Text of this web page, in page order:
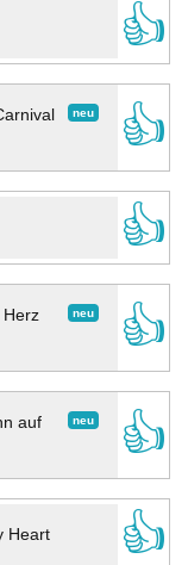
👍
neu
👍
👍
neu
Herz
👍
neu
auf
👍
Heart
👍